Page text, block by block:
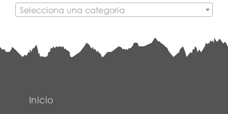
Selecciona una categoría
Inicio